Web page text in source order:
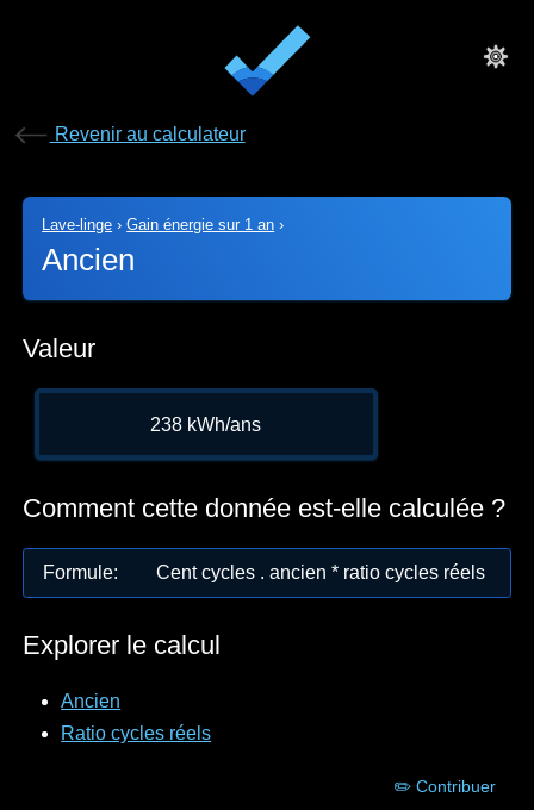
Revenir au calculateur
Lave-linge ›Gain énergie sur 1 an ›
Ancien
Valeur
238 kWh/ans
Comment cette donnée est-elle calculée ?
Formule: Cent cycles . ancien * ratio cycles réels
Explorer le calcul
Ancien
Ratio cycles réels
✏️ Contribuer